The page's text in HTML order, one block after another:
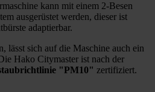
kann mit einem 2-Besen
ausgerüstet werden, dieser ist
adaptierbar.
lässt sich auf die Maschine auch ein
Hako Citymaster ist nach der
"PM10" zertifiziert.